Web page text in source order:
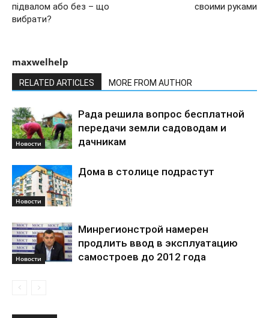
підвалом або без – що
вибрати?
своими руками
maxwelhelp
RELATED ARTICLES MORE FROM AUTHOR
Новости
Рада решила вопрос бесплатной
передачи земли садоводам и
дачникам
Новости
Дома в столице подрастут
Новости
Минрегионстрой намерен
продлить ввод в эксплуатацию
самостроев до 2012 года